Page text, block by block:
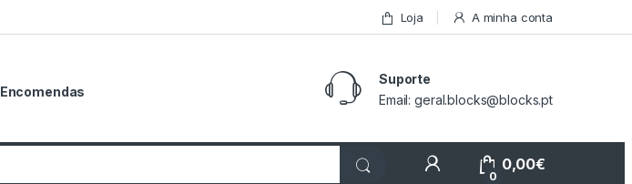
Loja A minha conta
Encomendas
Suporte
Email: geral.blocks@blocks.pt
My Account
0
0,00€